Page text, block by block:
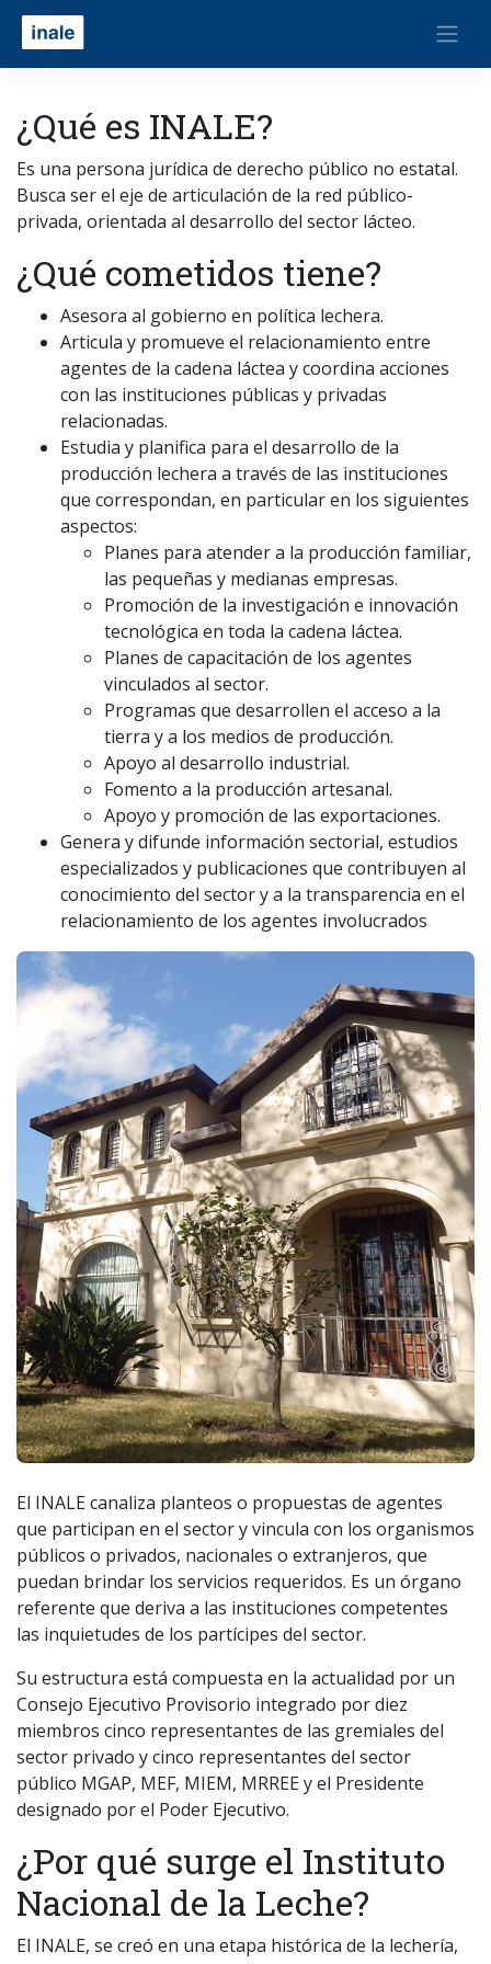
¿Qué es INALE?
Es una persona jurídica de derecho público no estatal.
Busca ser el eje de articulación de la red público-
privada, orientada al desarrollo del sector lácteo.
¿Qué cometidos tiene?
Asesora al gobierno en política lechera.
Articula y promueve el relacionamiento entre
agentes de la cadena láctea y coordina acciones
con las instituciones públicas y privadas
relacionadas.
Estudia y planifica para el desarrollo de la
producción lechera a través de las instituciones
que correspondan, en particular en los siguientes
aspectos:
Planes para atender a la producción familiar,
las pequeñas y medianas empresas.
Promoción de la investigación e innovación
tecnológica en toda la cadena láctea.
Planes de capacitación de los agentes
vinculados al sector.
Programas que desarrollen el acceso a la
tierra y a los medios de producción.
Apoyo al desarrollo industrial.
Fomento a la producción artesanal.
Apoyo y promoción de las exportaciones.
Genera y difunde información sectorial, estudios
especializados y publicaciones que contribuyen al
conocimiento del sector y a la transparencia en el
relacionamiento de los agentes involucrados
El INALE canaliza planteos o propuestas de agentes
que participan en el sector y vincula con los organismos
públicos o privados, nacionales o extranjeros, que
puedan brindar los servicios requeridos. Es un órgano
referente que deriva a las instituciones competentes
las inquietudes de los partícipes del sector.
Su estructura está compuesta en la actualidad por un
Consejo Ejecutivo Provisorio integrado por diez
miembros cinco representantes de las gremiales del
sector privado y cinco representantes del sector
público MGAP, MEF, MIEM, MRREE y el Presidente
designado por el Poder Ejecutivo.
¿Por qué surge el Instituto
Nacional de la Leche?
El INALE, se creó en una etapa histórica de la lechería,